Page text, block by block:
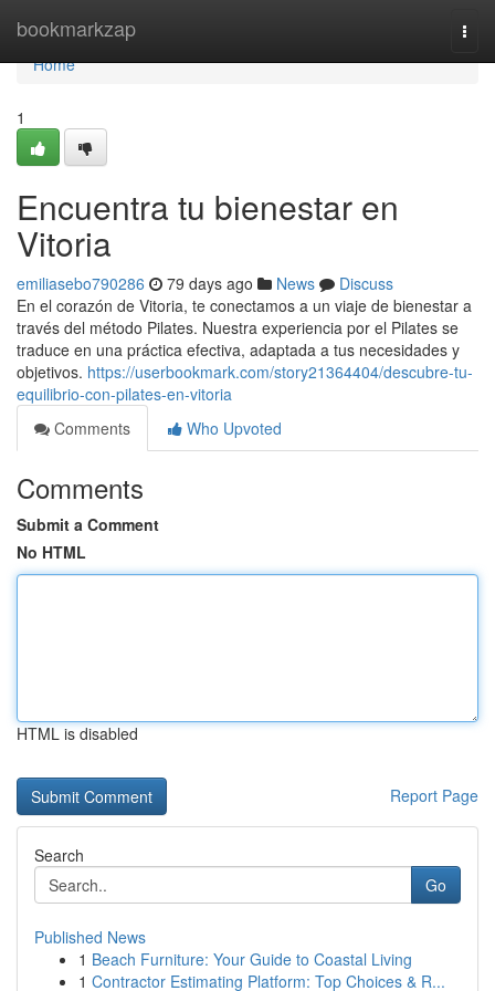
bookmarkzap
Home
Home
1
Encuentra tu bienestar en
Vitoria
emiliasebo790286 79 days ago News
Discuss
En el corazón de Vitoria, te conectamos a un viaje de bienestar a
través del método Pilates. Nuestra experiencia por el Pilates se
traduce en una práctica efectiva, adaptada a tus necesidades y
objetivos. https://userbookmark.com/story21364404/descubre-tu-
equilibrio-con-pilates-en-vitoria
Comments
Who Upvoted
Comments
Submit a Comment
No HTML
HTML is disabled
Report Page
Search
Go
Published News
1 Beach Furniture: Your Guide to Coastal Living
1 Contractor Estimating Platform: Top Choices & R...